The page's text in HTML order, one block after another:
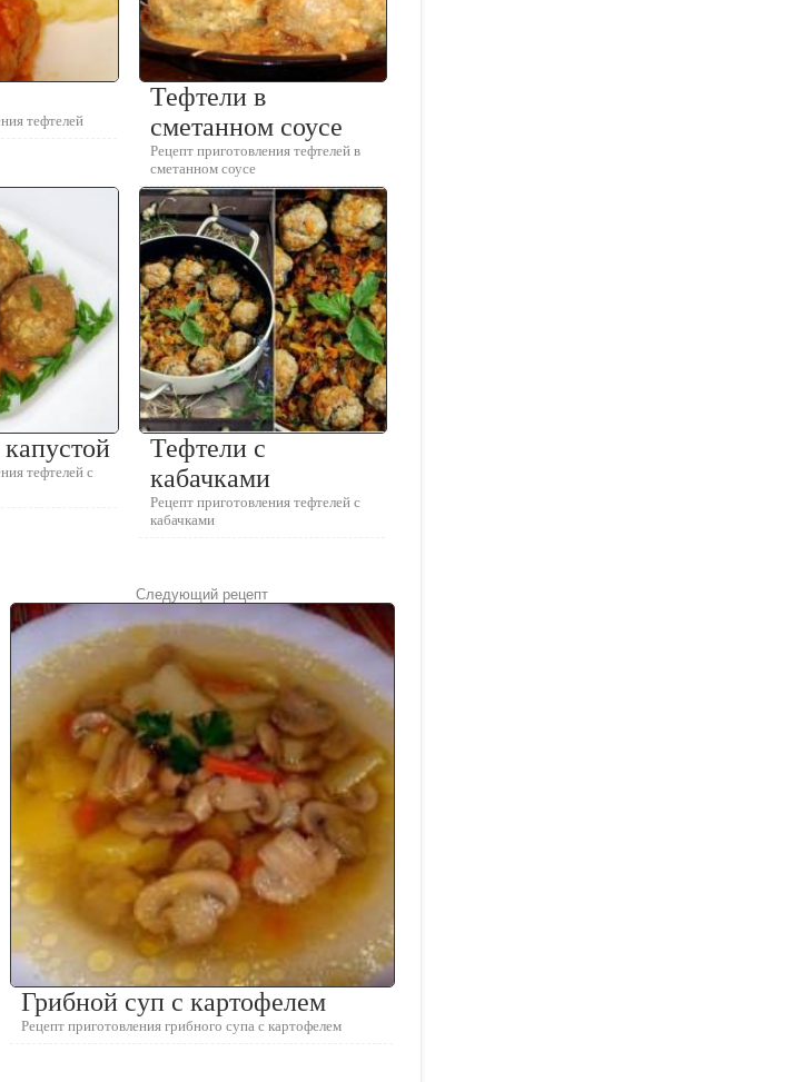
тефтелей
Тефтели в
сметанном соусе
Рецепт приготовления тефтелей в
сметанном соусе
тефтелей с
Тефтели с
кабачками
Рецепт приготовления тефтелей с
кабачками
Следующий рецепт
Грибной суп с картофелем
Рецепт приготовления грибного супа с картофелем